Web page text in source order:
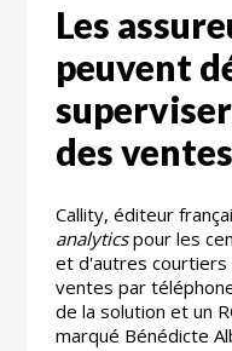
Les
peuvent
des
Callity, éditeur
analyticspour les
et d'autres courtiers
ventes par
de la solution et un
marqué Bénédicte